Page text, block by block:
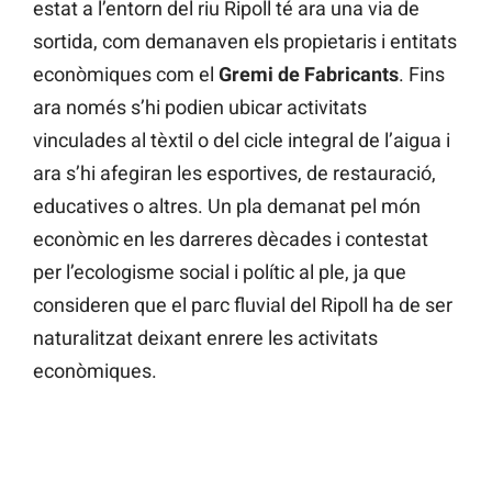
estat a l’entorn del riu Ripoll té ara una via de
sortida, com demanaven els propietaris i entitats
econòmiques com el Gremi de Fabricants. Fins
ara només s’hi podien ubicar activitats
vinculades al tèxtil o del cicle integral de l’aigua i
ara s’hi afegiran les esportives, de restauració,
educatives o altres. Un pla demanat pel món
econòmic en les darreres dècades i contestat
per l’ecologisme social i polític al ple, ja que
consideren que el parc fluvial del Ripoll ha de ser
naturalitzat deixant enrere les activitats
econòmiques.